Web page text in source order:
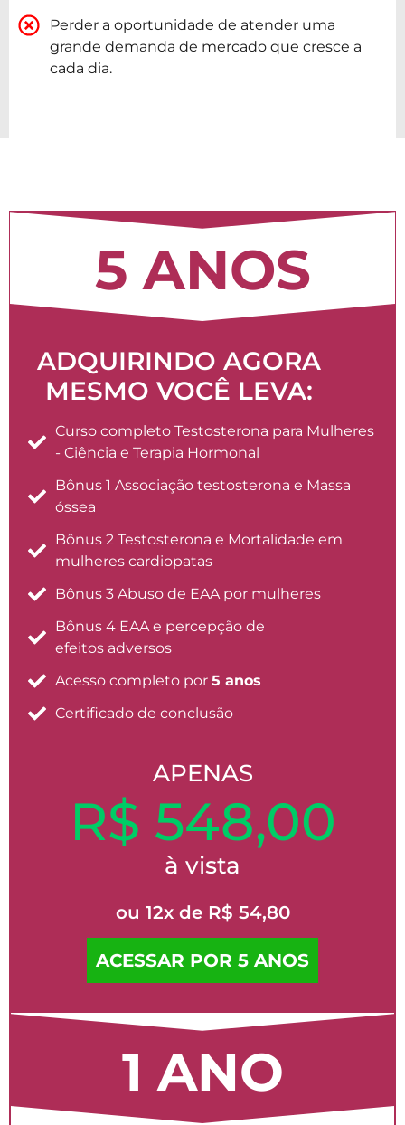
Perder a oportunidade de atender uma
grande demanda de mercado que cresce a
cada dia.
5 ANOS
ADQUIRINDO AGORA
MESMO VOCÊ LEVA:
Curso completo Testosterona para Mulheres
- Ciência e Terapia Hormonal
Bônus 1 Associação testosterona e Massa
óssea
Bônus 2 Testosterona e Mortalidade em
mulheres cardiopatas
Bônus 3 Abuso de EAA por mulheres
Bônus 4 EAA e percepção de
efeitos adversos
Acesso completo por 5 anos
Certificado de conclusão
APENAS
R$ 548,00
à vista
ou 12x de R$ 54,80
ACESSAR POR 5 ANOS
1 ANO